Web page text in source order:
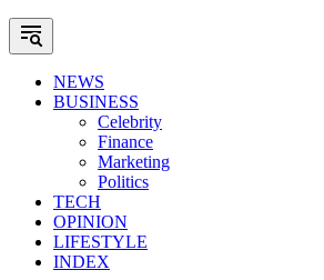
NEWS
BUSINESS
Celebrity
Finance
Marketing
Politics
TECH
OPINION
LIFESTYLE
INDEX